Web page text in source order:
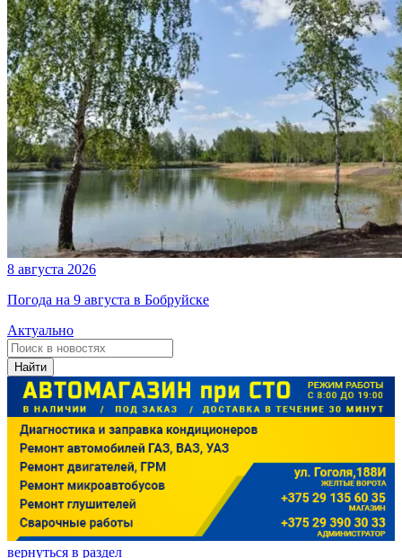
8 августа 2026
Погода на 9 августа в Бобруйске
Актуально
Найти
вернуться в раздел